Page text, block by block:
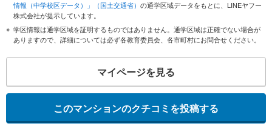
情報（中学校区データ）」（国土交通省） の通学区域データをもとに、LINEヤフー
株式会社が提示しています。
学区情報は通学区域を証明するものではありません。通学区域は正確でない場合が
ありますので、詳細については必ず各教育委員会、各市町村にお問合せください。
マイページを見る
このマンションのクチコミを投稿する